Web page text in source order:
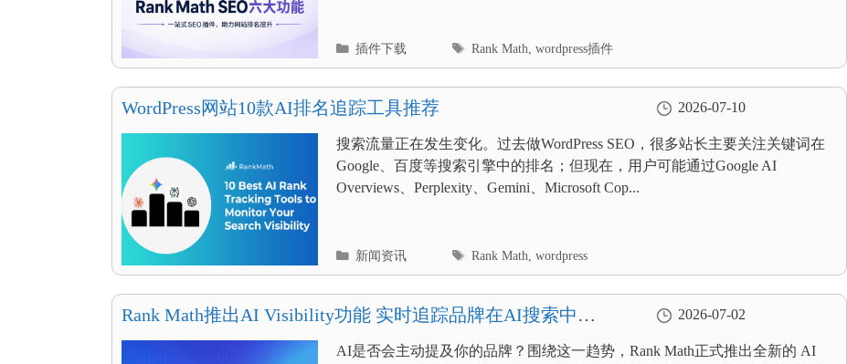
分
类
目
录
插件下载
标
签
Rank Math,wordpress插件
WordPress网站10款AI排名追踪工具推荐 2026-07-10
搜索流量正在发生变化。过去做WordPress SEO，很多站长主要关注关键词在
Google、百度等搜索引擎中的排名；但现在，用户可能通过Google AI
Overviews、Perplexity、Gemini、Microsoft Cop...
分
类
目
录
新闻资讯
标
签
Rank Math,wordpress
Rank Math推出AI Visibility功能 实时追踪品牌在AI搜索中的
曝光表现
2026-07-02
AI是否会主动提及你的品牌？围绕这一趋势，Rank Math正式推出全新的 AI